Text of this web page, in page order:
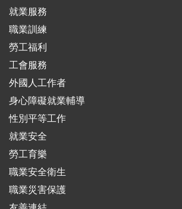
就業服務
職業訓練
勞工福利
工會服務
外國人工作者
身心障礙就業輔導
性別平等工作
就業安全
勞工育樂
職業安全衛生
職業災害保護